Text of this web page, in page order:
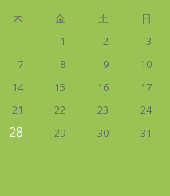
木 金 土
日
1
2
3
7 8 9
10
14 15 16
17
21 22 23
24
28 29 30 31